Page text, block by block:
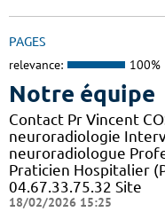
PAGES
relevance: 100%
Notre équipe
Contact Pr Vincent
neuroradiologie
neuroradiologue
Praticien Hospitalier
04.67.33.75.32 Site
18/02/2026 15:25